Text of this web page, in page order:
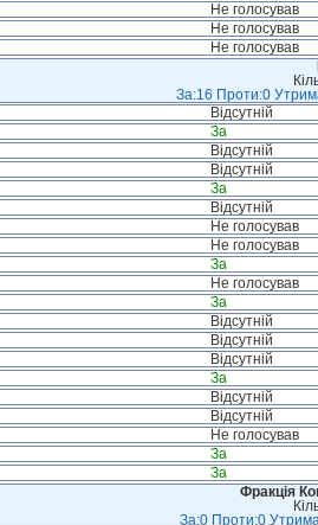
Не голосував
Не голосував
Не голосував
За:16 Проти:0
Відсутній
За
Відсутній
Відсутній
За
Відсутній
Не голосував
Не голосував
За
Не голосував
За
Відсутній
Відсутній
Відсутній
За
Відсутній
Відсутній
Не голосував
За
За
Фракція
За:0 Проти:0